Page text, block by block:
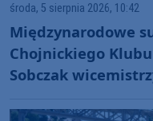
środa, 5 sierpnia 2026, 10:42
Międzynarodowe
Chojnickiego
Sobczak